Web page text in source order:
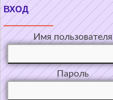
ВХОД
Имя пользователя
Пароль